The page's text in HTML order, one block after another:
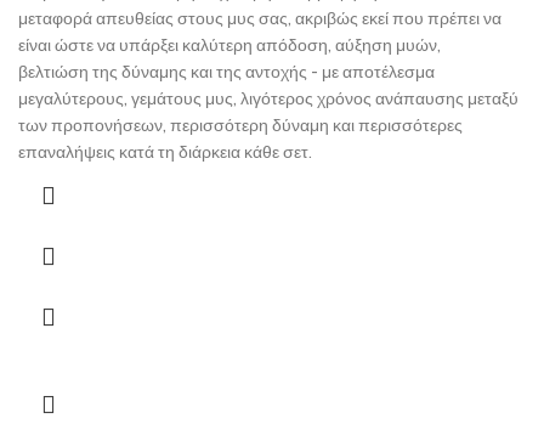
μεταφορά απευθείας στους μυς σας, ακριβώς εκεί που πρέπει να
είναι ώστε να υπάρξει καλύτερη απόδοση, αύξηση μυών,
βελτιώση της δύναμης και της αντοχής - με αποτέλεσμα
μεγαλύτερους, γεμάτους μυς, λιγότερος χρόνος ανάπαυσης μεταξύ
των προπονήσεων, περισσότερη δύναμη και περισσότερες
επαναλήψεις κατά τη διάρκεια κάθε σετ.